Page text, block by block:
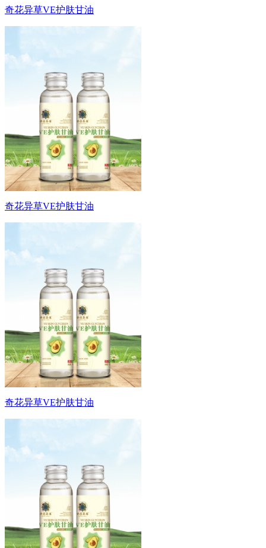
奇花异草VE护肤甘油
奇花异草VE护肤甘油
奇花异草VE护肤甘油